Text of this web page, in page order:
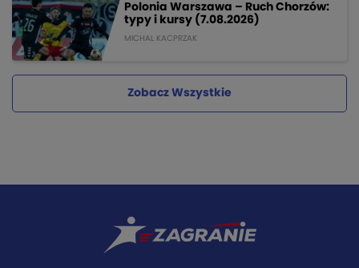
Polonia Warszawa – Ruch Chorzów:
typy i kursy (7.08.2026)
MICHAL KACPRZAK
Zobacz Wszystkie